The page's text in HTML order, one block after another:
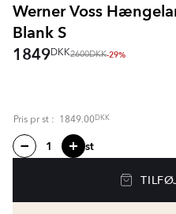
Werner Voss
Blank S
1849DKK2600DKK-29%
Pris pr st : 1849.00DKK
st